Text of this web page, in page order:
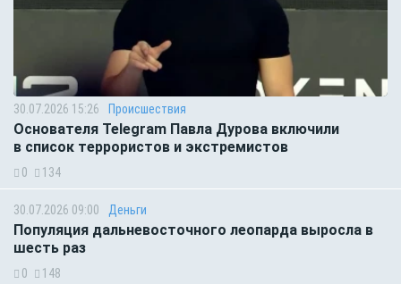
30.07.2026 15:26 Происшествия
Основателя Telegram Павла Дурова включили
в список террористов и экстремистов
0 134
30.07.2026 09:00 Деньги
Популяция дальневосточного леопарда выросла в
шесть раз
0 148